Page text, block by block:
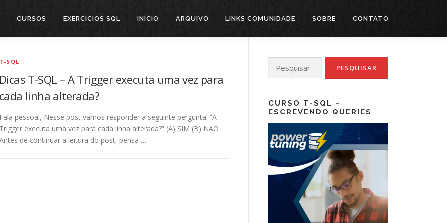
CURSOS EXERCÍCIOS SQL INÍCIO ARQUIVO LINKS COMUNIDADE SOBRE CONTATO
T-SQL
Dicas T-SQL – A Trigger executa uma vez para
cada linha alterada?
Fala pessoal, Nesse post vamos responder a seguinte pergunta: “A
Trigger executa uma vez para cada linha alterada?” (A) SIM (B) NÃO
Antes de continuar a leitura do post, pensa …
por:
CURSO T-SQL –
ESCREVENDO QUERIES